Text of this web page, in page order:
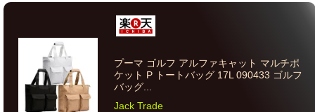
プーマ ゴルフ アルファキャット マルチポ
ケット P トートバッグ 17L 090433 ゴルフ
バッグ...
Jack Trade